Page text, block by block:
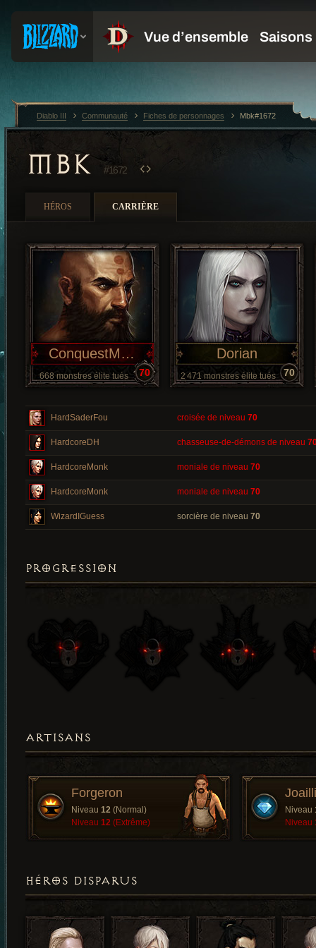
MBK#1672
HÉROS CARRIÈRE
ConquestMonk
668 monstres élite tués 70
Dorian
2 471 monstres élite tués 70
HardSaderFou croisée de niveau 70
HardcoreDH chasseuse-de-démons de niveau
HardcoreMonk moniale de niveau 70
HardcoreMonk moniale de niveau 70
WizardIGuess sorcière de niveau 70
PROGRESSION
ARTISANS
Forgeron
Niveau 12 (Normal)
Niveau 12 (Extrême)
Niveau
Niveau
HÉROS DISPARUS
Diablo III Communauté Fiches de personnages Mbk#1672